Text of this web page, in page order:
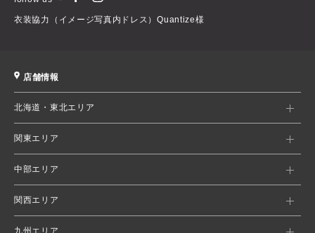
衣装協力（イメージ写真内ドレス）Quantize様
店舗情報
北海道・東北エリア
関東エリア
中部エリア
関西エリア